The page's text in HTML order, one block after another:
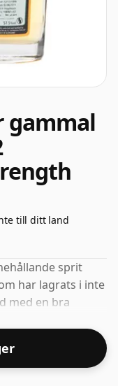
gammal
till ditt land
sprit
har lagrats i inte
med en bra
whisky i en 70cl